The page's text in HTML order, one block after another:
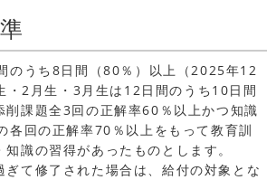
のうち8日間（80％）以上（2025年12
・2月生・3月生は12日間のうち10日間
削課題全3回の正解率60％以上かつ知識
各回の正解率70％以上をもって教育訓
識の習得があったものとします。
ぎて修了された場合は、給付の対象とな